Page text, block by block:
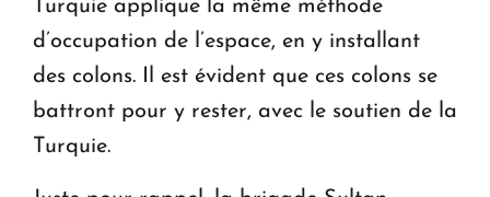
Turquie applique la même méthode
d’occupation de l’espace, en y installant
des colons. Il est évident que ces colons se
battront pour y rester, avec le soutien de la
Turquie.